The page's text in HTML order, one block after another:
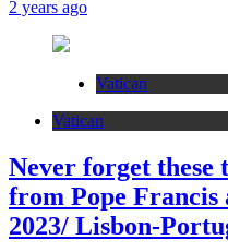
2 years ago
Vatican
Vatican
Never forget these
from Pope Francis
2023/ Lisbon-